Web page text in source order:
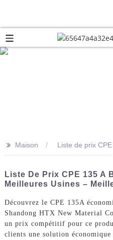
>> Maison Liste de prix
Liste De Prix CPE 135 A
Meilleures Usines –
Découvrez le CPE 135A
Shandong HTX New Material
un prix compétitif pour ce
clients une solution économique